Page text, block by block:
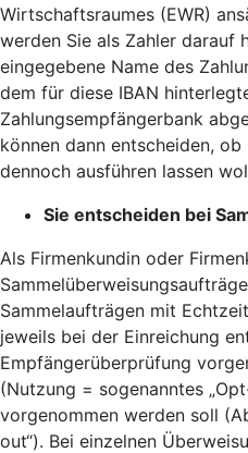
Wirtschaftsraumes (EWR)
werden Sie als Zahler darauf
eingegebene Name des
dem für diese IBAN
Zahlungsempfängerbank
können dann entscheiden,
dennoch ausführen lassen
Sie entscheiden bei
Als Firmenkundin oder
Sammelaufträgen mit
jeweils bei der Einreichung
Empfängerüberprüfung
(Nutzung = sogenanntes
vorgenommen werden soll
out“). Bei einzelnen